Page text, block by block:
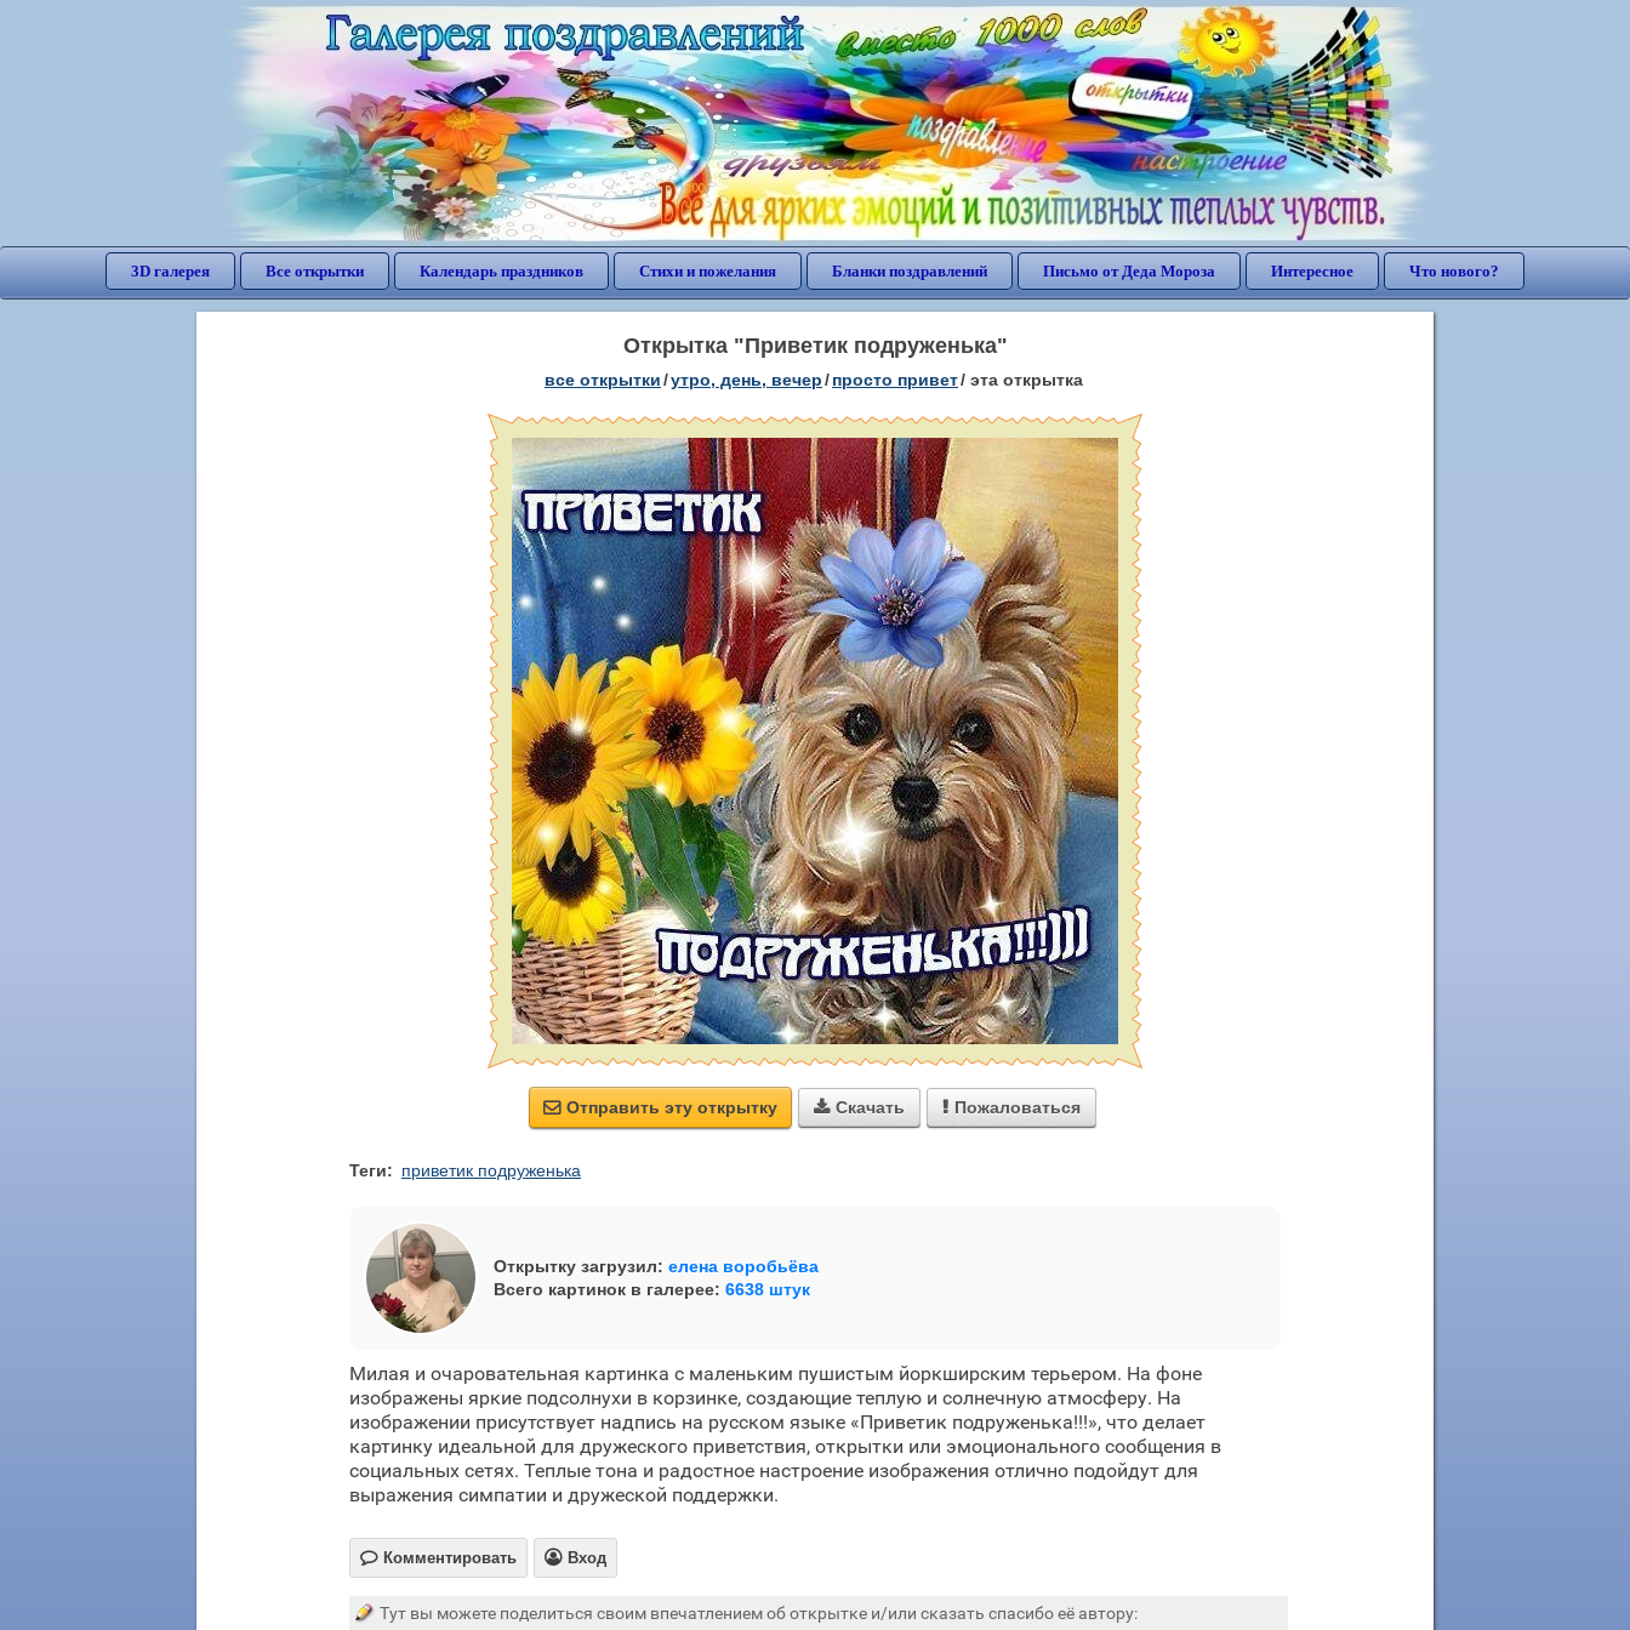
3D галерея Все открытки Календарь праздников Стихи и пожелания Бланки поздравлений Письмо от Деда Мороза Интересное Что нового?
Открытка "Приветик подруженька"
все открытки/утро, день, вечер/просто привет/ эта открытка
 Отправить эту открытку  Скачать  Пожаловаться
Теги: приветик подруженька
Открытку загрузил: елена воробьёва
Всего картинок в галерее: 6638 штук
Милая и очаровательная картинка с маленьким пушистым йоркширским терьером. На фоне
изображены яркие подсолнухи в корзинке, создающие теплую и солнечную атмосферу. На
изображении присутствует надпись на русском языке «Приветик подруженька!!!», что делает
картинку идеальной для дружеского приветствия, открытки или эмоционального сообщения в
социальных сетях. Теплые тона и радостное настроение изображения отлично подойдут для
выражения симпатии и дружеской поддержки.
 Комментировать  Вход
Тут вы можете поделиться своим впечатлением об открытке и/или сказать спасибо её автору: